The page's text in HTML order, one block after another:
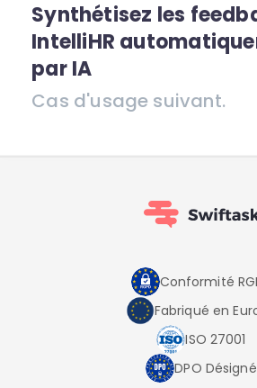
Synthétisez les
IntelliHR
par IA
Cas d'usage suivant.
Conformité
Fabriqué en
ISO 27001
DPO Désigné